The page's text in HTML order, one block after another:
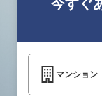
今すぐ
マンション